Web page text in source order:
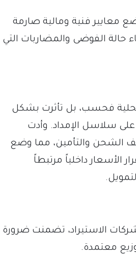
معايير فنية ومالية صارمة
حالة الفوضى والمضاربات التي
محلية فحسب، بل تأثرت بشكل
سلاسل الإمداد. وأدت
الشحن والتأمين، مما وضع
الأسعار داخلياً مرتبطاً
الاستيراد، تضمنت ضرورة
معتمدة.